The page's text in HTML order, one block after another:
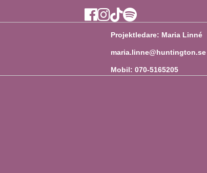
Ytan Facebook
Ytan Instagram
Ytan TikTok
Ytan Spotify
Projektledare: Maria Linné
maria.linne@huntington.se
Mobil: 070-5165205